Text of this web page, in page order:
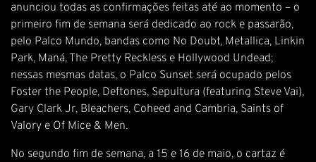
anunciou todas as confirmações feitas até ao momento – o
primeiro fim de semana será dedicado ao rock e passarão,
pelo Palco Mundo, bandas como No Doubt, Metallica, Linkin
Park, Maná, The Pretty Reckless e Hollywood Undead;
nessas mesmas datas, o Palco Sunset será ocupado pelos
Foster the People, Deftones, Sepultura (featuring Steve Vai),
Gary Clark Jr, Bleachers, Coheed and Cambria, Saints of
Valory e Of Mice & Men.
No segundo fim de semana, a 15 e 16 de maio, o cartaz é